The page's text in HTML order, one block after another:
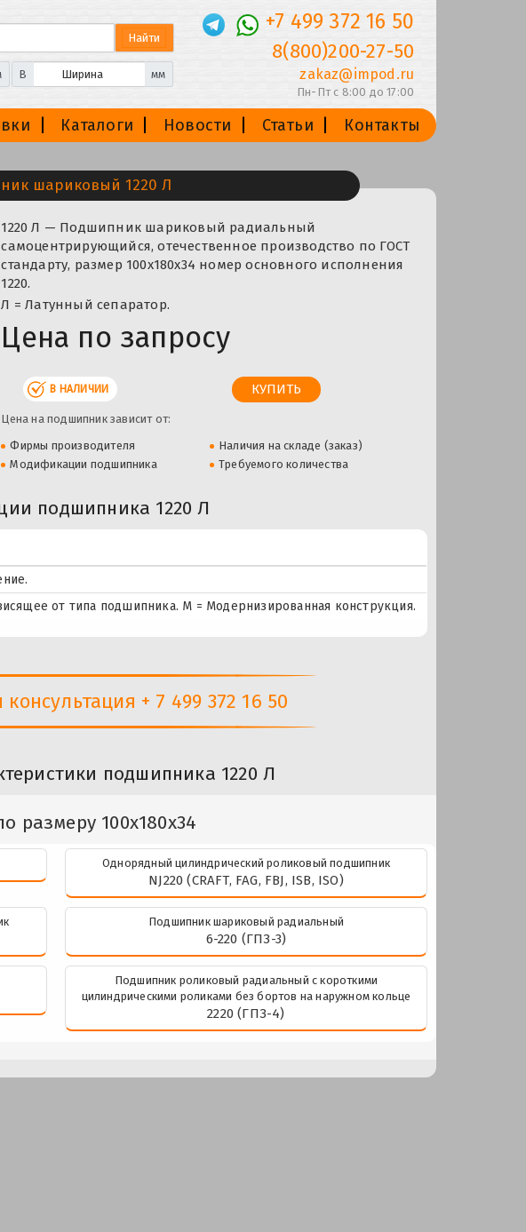
B мм
+7 499 372 16 50
8(800)200-27-50
zakaz@impod.ru
Пн-Пт с 8:00 до 17:00
Каталоги Новости Статьи Контакты
шариковый 1220 Л
1220 Л — Подшипник шариковый радиальный
самоцентрирующийся, отечественное производство по ГОСТ
стандарту, размер 100x180x34 номер основного исполнения
1220.
Л = Латунный сепаратор.
Цена по запросу
В НАЛИЧИИ
Цена на подшипник зависит от:
Фирмы производителя
Наличия на складе (заказ)
Модификации подшипника
Требуемого количества
подшипника 1220 Л
от типа подшипника. М = Модернизированная конструкция.
+ 7 499 372 16 50
подшипника 1220 Л
размеру 100x180x34
Однорядный цилиндрический роликовый подшипник
NJ220 (CRAFT, FAG, FBJ, ISB, ISO)
Подшипник шариковый радиальный
6-220 (ГПЗ-3)
Подшипник роликовый радиальный с короткими
цилиндрическими роликами без бортов на наружном кольце
2220 (ГПЗ-4)